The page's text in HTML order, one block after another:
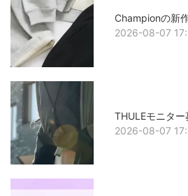
Championの新
2026-08-07
THULEモニター
2026-08-07